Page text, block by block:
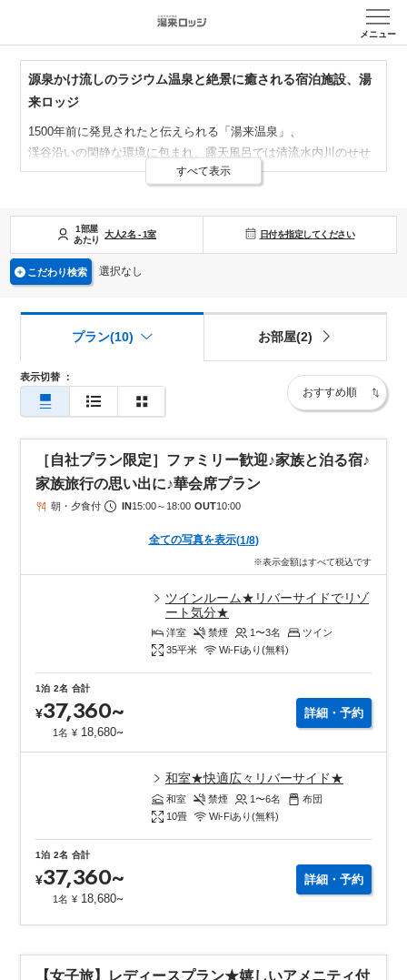
メニュー
源泉かけ流しのラジウム温泉と絶景に癒される宿泊施設、湯
来ロッジ
1500年前に発見されたと伝えられる「湯来温泉」、
渓谷沿いの閑静な環境に包まれ、 露天風呂では清流水内川のせせ
らぎと移ろいゆく四季それぞれの景観を眺めながら心と体を癒
『広島の奥座敷』と古くから人々に呼ばれ愛されている湯来ロッ
ジの温泉と宿泊をお愉しみください。
すべて表示
1部屋
あたり
大人2名 -1室 日付を指定してください
こだわり検索 選択なし
表示切替 ：
プラン(10) お部屋(2)
［自社プラン限定］ファミリー歓迎♪家族と泊る宿♪
家族旅行の思い出に♪華会席プラン
朝・夕食付 IN15:00～ 18:00 OUT10:00
全ての写真を表示(1/8)
※表示金額はすべて税込です
ツインルーム★リバーサイドでリゾ
ート気分★
洋室 禁煙 1〜3名
ツイン
35平米 Wi-Fiあり(無料)
1泊 2名 合計
¥37,360~
1名 ¥ 18,680~
詳細・予約
和室★快適広々リバーサイド★
和室 禁煙 1〜6名
布団
10畳 Wi-Fiあり(無料)
1泊 2名 合計
¥37,360~
1名 ¥ 18,680~
詳細・予約
【女子旅】レディースプラン★嬉しいアメニティ付